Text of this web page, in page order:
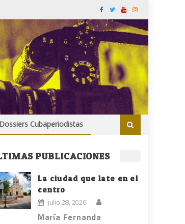
Dossiers Cubaperiodistas
PUBLICACIONES
La ciudad que late en el
centro
julio 28, 2026
María Fernanda